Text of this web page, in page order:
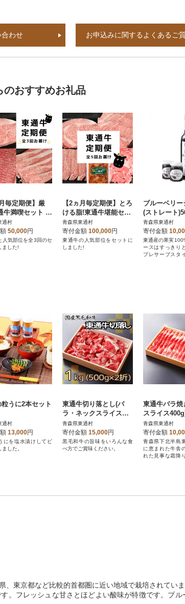
合わせ お申込みに関するよくあるご
おすすめお礼品
毎定期便】厳
牛満喫セット 全
通村
50,000円
人気部位を全3回のセ
ました!
【2ヵ月毎定期便】とろ
ける脂!東通牛堪能セッ
ト 全5回
青森県東通村
寄付金額 100,000円
東通牛の人気部位をセットに
しました!
ブルーベリー
(ストレート
ルーベリージ
×2本セット
青森県東通村
寄付金額
東通産の果実
ースはすっきり
プレサーブスタ
粒うに2本セット
通村
13,000円
にを塩水漬けしてビ
した。
東通牛切り落とし(バ
ラ・ネックスライス約5
00g×2折)
青森県東通村
寄付金額 15,000円
黒毛和牛の旨味をいろんな食
べ方でご賞味ください。
東通牛バラ焼
スライス
青森県東通村
寄付金額
青森県下北半島
に恵まれた牛舎
れた見事な霜降
、東京都など比較的首都圏に近い地域で栽培されてい
。フレッシュな甘さとほどよい酸味が特徴です。ブ